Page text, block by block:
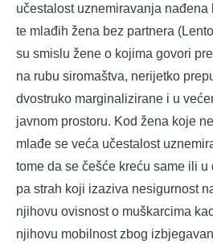
učestalost uznemiravanja
te mlađih žena bez partnera
su smislu žene o kojima govori
na rubu siromaštva, nerijetko
dvostruko marginalizirane i u
javnom prostoru. Kod žena koje
mlađe se veća učestalost
tome da se češće kreću same ili u
pa strah koji izaziva nesigurnost
njihovu ovisnost o muškarcima
njihovu mobilnost zbog